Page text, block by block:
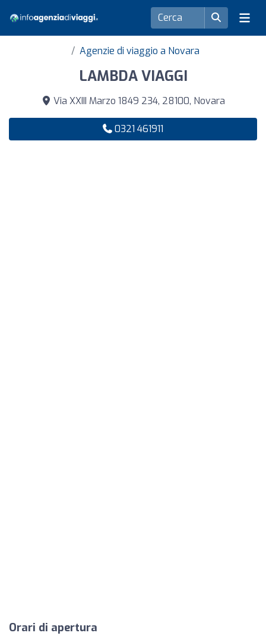
Agenzie di viaggio a Novara
LAMBDA VIAGGI
Via XXIII Marzo 1849 234, 28100, Novara
0321 461911
Orari di apertura